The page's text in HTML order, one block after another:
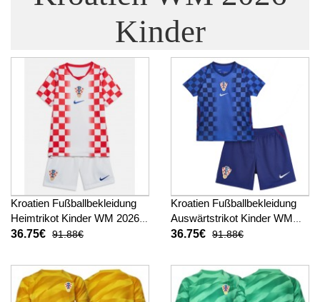
Kinder
Kroatien Fußballbekleidung
Heimtrikot Kinder WM 2026
Kurzarm (+ kurze hosen)
36.75€ 91.88€
Kroatien Fußballbekleidung
Auswärtstrikot Kinder WM
2026 Kurzarm (+ kurze
36.75€ 91.88€